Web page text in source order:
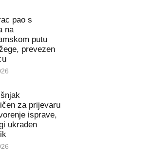
pao s
na
putu
prevezen
za prijevaru
isprave,
ukraden